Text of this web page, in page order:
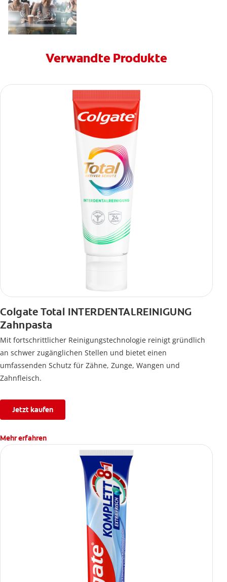
Verwandte Produkte
Colgate Total INTERDENTALREINIGUNG
Zahnpasta
Mit fortschrittlicher Reinigungstechnologie reinigt gründlich
an schwer zugänglichen Stellen und bietet einen
umfassenden Schutz für Zähne, Zunge, Wangen und
Zahnfleisch.
Jetzt kaufen
Mehr erfahren